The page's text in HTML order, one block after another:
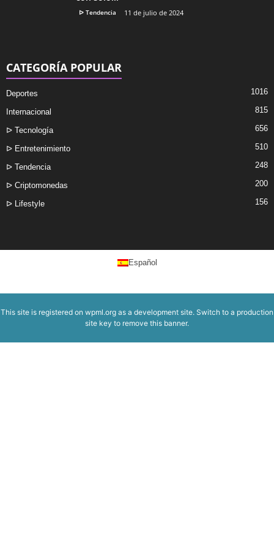
ᐅ Tendencia 11 de julio de 2024
CATEGORÍA POPULAR
Deportes 1016
Internacional 815
ᐅ Tecnología 656
ᐅ Entretenimiento 510
ᐅ Tendencia 248
ᐅ Criptomonedas 200
ᐅ Lifestyle 156
Español
This site is registered on wpml.org as a development site. Switch to a production
site key to remove this banner.